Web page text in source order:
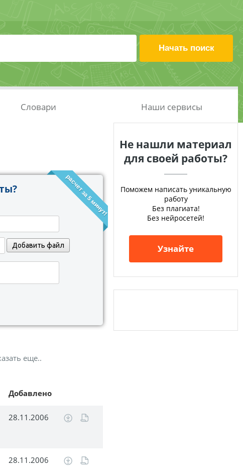
Словари Наши сервисы
расчет за 5 минут!
Добавить файл
еще..
Добавлено
28.11.2006
28.11.2006
Не нашли материал
для своей работы?
Поможем написать уникальную
работу
Без плагиата!
Без нейросетей!
Узнайте